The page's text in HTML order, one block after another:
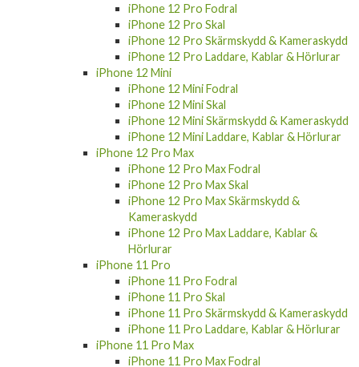
iPhone 12 Pro Fodral
iPhone 12 Pro Skal
iPhone 12 Pro Skärmskydd & Kameraskydd
iPhone 12 Pro Laddare, Kablar & Hörlurar
iPhone 12 Mini
iPhone 12 Mini Fodral
iPhone 12 Mini Skal
iPhone 12 Mini Skärmskydd & Kameraskydd
iPhone 12 Mini Laddare, Kablar & Hörlurar
iPhone 12 Pro Max
iPhone 12 Pro Max Fodral
iPhone 12 Pro Max Skal
iPhone 12 Pro Max Skärmskydd &
Kameraskydd
iPhone 12 Pro Max Laddare, Kablar &
Hörlurar
iPhone 11 Pro
iPhone 11 Pro Fodral
iPhone 11 Pro Skal
iPhone 11 Pro Skärmskydd & Kameraskydd
iPhone 11 Pro Laddare, Kablar & Hörlurar
iPhone 11 Pro Max
iPhone 11 Pro Max Fodral